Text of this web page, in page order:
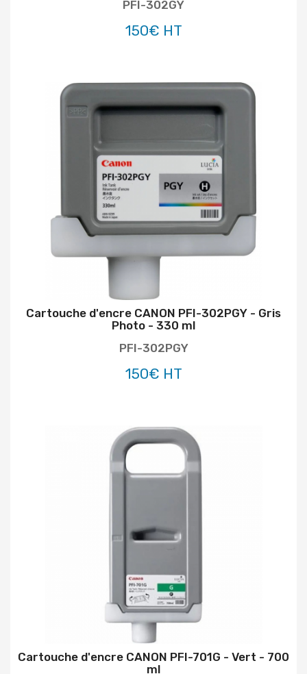
PFI-302GY
150€ HT
Cartouche d'encre CANON PFI-302PGY - Gris
Photo - 330 ml
PFI-302PGY
150€ HT
Cartouche d'encre CANON PFI-701G - Vert - 700
ml